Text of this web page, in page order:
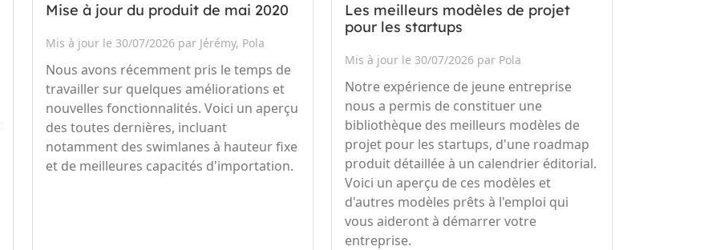
Mise à jour du produit de mai 2020
Mis à jour le 30/07/2026 par Jérémy, Pola
Nous avons récemment pris le temps de
travailler sur quelques améliorations et
nouvelles fonctionnalités. Voici un aperçu
des toutes dernières, incluant
notamment des swimlanes à hauteur fixe
et de meilleures capacités d'importation.
Les meilleurs modèles de projet
pour les startups
Mis à jour le 30/07/2026 par Pola
Notre expérience de jeune entreprise
nous a permis de constituer une
bibliothèque des meilleurs modèles de
projet pour les startups, d'une roadmap
produit détaillée à un calendrier éditorial.
Voici un aperçu de ces modèles et
d'autres modèles prêts à l'emploi qui
vous aideront à démarrer votre
entreprise.